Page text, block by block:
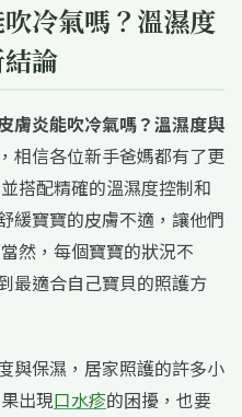
冷氣嗎？溫濕度
論
膚炎能吹冷氣嗎？溫濕度與
相信各位新手爸媽都有了更
搭配精確的溫濕度控制和
緩寶寶的皮膚不適，讓他們
然，每個寶寶的狀況不
最適合自己寶貝的照護方
與保濕，居家照護的許多小
出現口水疹的困擾，也要